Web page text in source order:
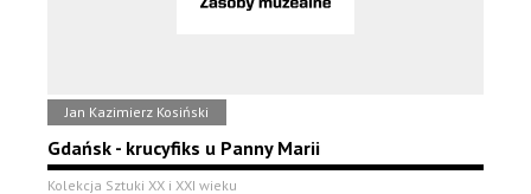
Jan Kazimierz Kosiński
Gdańsk - krucyfiks u Panny Marii
Kolekcja Sztuki XX i XXI wieku